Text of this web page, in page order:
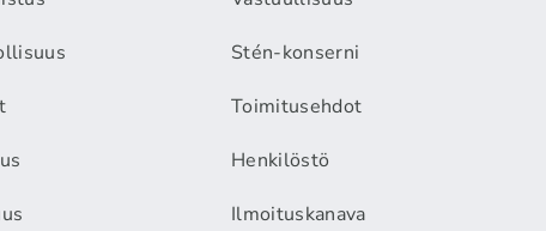
Stén-konserni
Toimitusehdot
Henkilöstö
Ilmoituskanava